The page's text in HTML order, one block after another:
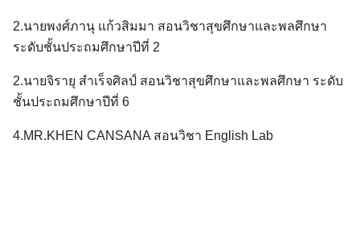
2.นายพงศ์ภานุ แก้วสิมมา สอนวิชาสุขศึกษาและพลศึกษา
ระดับชั้นประถมศึกษาปีที่ 2
2.นายจิรายุ สำเร็จศิลป์ สอนวิชาสุขศึกษาและพลศึกษา ระดับ
ชั้นประถมศึกษาปีที่ 6
4.MR.KHEN CANSANA สอนวิชา English Lab